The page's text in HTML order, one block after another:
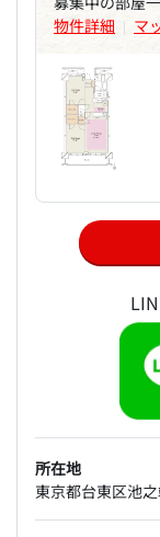
物件詳細 | マ
所在地
東京都台東区池